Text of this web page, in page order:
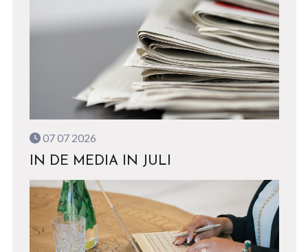
07 07 2026
IN DE MEDIA IN JULI